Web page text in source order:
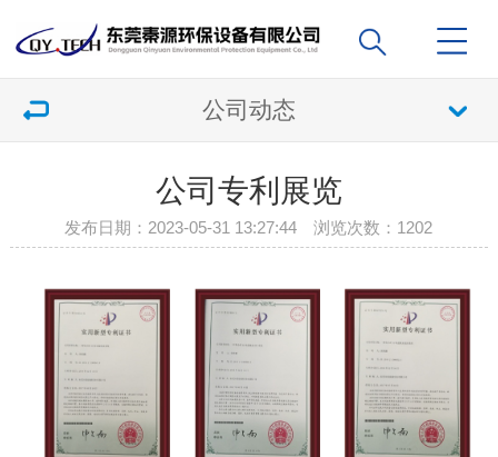
公司动态
公司专利展览
发布日期：2023-05-31 13:27:44 浏览次数： 1202